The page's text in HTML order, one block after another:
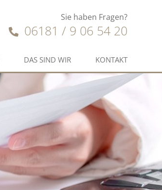
Sie haben Fragen?
06181 / 9 06 54 20
DAS SIND WIR KONTAKT